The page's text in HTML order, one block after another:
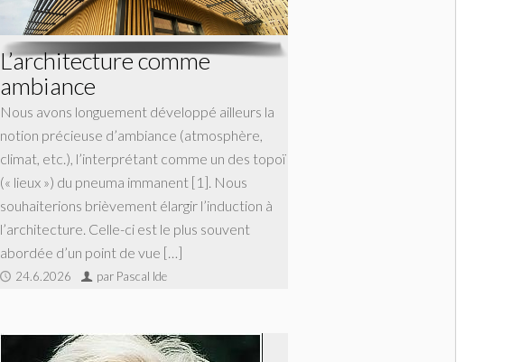
L’architecture comme
ambiance
Nous avons longuement développé ailleurs la
notion précieuse d’ambiance (atmosphère,
climat, etc.), l’interprétant comme un des topoï
(« lieux ») du pneuma immanent [1]. Nous
souhaiterions brièvement élargir l’induction à
l’architecture. Celle-ci est le plus souvent
abordée d’un point de vue […]
24.6.2026 par Pascal Ide